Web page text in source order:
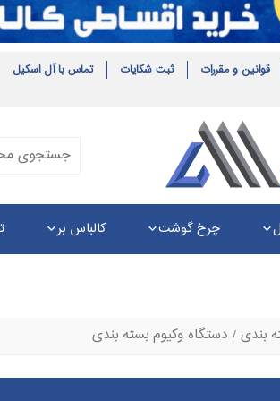
قوانین و مقررات ثبت شکایات تماس با آل اسکیل
چرخ گوشت کالباس بر
بندی/ دستگاه وکیوم بسته بندی